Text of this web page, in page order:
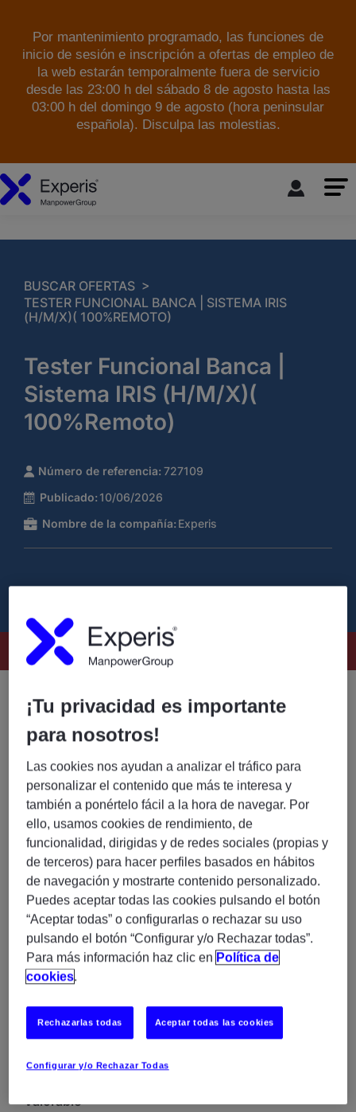
Por mantenimiento programado, las funciones de
inicio de sesión e inscripción a ofertas de empleo de
la web estarán temporalmente fuera de servicio
desde las 23:00 h del sábado 8 de agosto hasta las
03:00 h del domingo 9 de agosto (hora peninsular
española). Disculpa las molestias.
BUSCAR OFERTAS >
TESTER FUNCIONAL BANCA | SISTEMA IRIS
(H/M/X)( 100%REMOTO)
Tester Funcional Banca |
Sistema IRIS (H/M/X)(
100%Remoto)
Número de referencia: 727109
Publicado: 10/06/2026
Nombre de la compañía: Experis
Este puesto ya no está disponible
En Experis buscamos un/a
un proyecto estable de larga duración.
La persona seleccionada participará en pruebas
funcionales dentro de un entorno Waterfall, trabajando
sobre el sistema IRIS del cliente.
Requisitos imprescindibles
Entre 1 y 3 años de experiencia como Tester
Funcional
Experiencia en sector banca
Conocimiento y experiencia con el sistema IRIS
Experiencia en ejecución y validación de
pruebas funcionales
Capacidad de análisis y documentación
Valorable
¡Tu privacidad es importante
para nosotros!
Las cookies nos ayudan a analizar el tráfico para
personalizar el contenido que más te interesa y
también a ponértelo fácil a la hora de navegar. Por
ello, usamos cookies de rendimiento, de
funcionalidad, dirigidas y de redes sociales (propias y
de terceros) para hacer perfiles basados en hábitos
de navegación y mostrarte contenido personalizado.
Puedes aceptar todas las cookies pulsando el botón
“Aceptar todas” o configurarlas o rechazar su uso
pulsando el botón “Configurar y/o Rechazar todas”.
Para más información haz clic en Política de
cookies.
Configurar y/o Rechazar Todas
Rechazarlas todas Aceptar todas las cookies